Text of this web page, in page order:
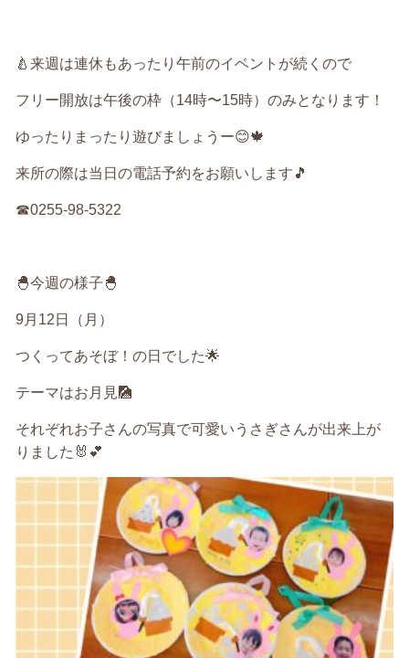
🍐 来週は連休もあったり午前のイベントが続くので
フリー開放は午後の枠（14時〜15時）のみとなります！
ゆったりまったり遊びましょうー😊🍁
来所の際は当日の電話予約をお願いします 🎵
☎︎0255-98-5322
🐣今週の様子 🐣
9月12日（月）
つくってあそぼ！の日でした🌟
テーマはお月見🎑
それぞれお子さんの写真で可愛いうさぎさんが出来上が
りました🐰💕